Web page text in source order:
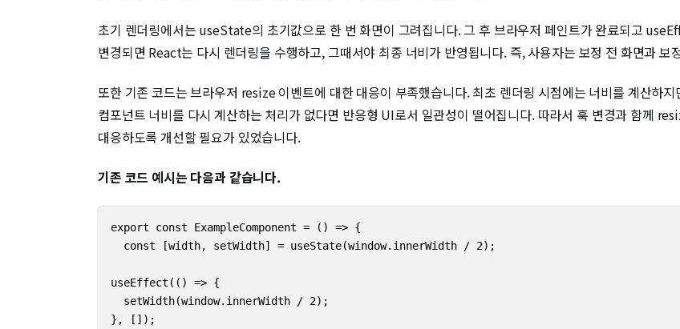
초기 렌더링에서는 useState의 초기값으로 한 번 화면이 그려집니다. 그 후 브라우저 페인트가 완료되고
변경되면 React는 다시 렌더링을 수행하고, 그때서야 최종 너비가 반영됩니다. 즉, 사용자는 보정 전 화면과 보
또한 기존 코드는 브라우저 resize 이벤트에 대한 대응이 부족했습니다. 최초 렌더링 시점에는 너비를 계산하
컴포넌트 너비를 다시 계산하는 처리가 없다면 반응형 UI로서 일관성이 떨어집니다. 따라서 훅 변경과 함께
대응하도록 개선할 필요가 있었습니다.
기존 코드 예시는 다음과 같습니다.
export const ExampleComponent = () => {
  const [width, setWidth] = useState(window.innerWidth / 2);
useEffect(() => {
  setWidth(window.innerWidth / 2);
}, []);